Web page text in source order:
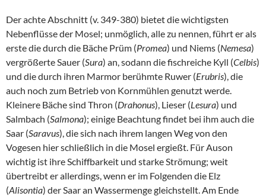
Der achte Abschnitt (v. 349-380) bietet die wichtigsten
Nebenflüsse der Mosel; unmöglich, alle zu nennen, führt er als
erste die durch die Bäche Prüm (Promea) und Niems (Nemesa)
vergrößerte Sauer (Sura) an, sodann die fischreiche Kyll (Celbis)
und die durch ihren Marmor berühmte Ruwer (Erubris), die
auch noch zum Betrieb von Kornmühlen genutzt werde.
Kleinere Bäche sind Thron (Drahonus), Lieser (Lesura) und
Salmbach (Salmona); einige Beachtung findet bei ihm auch die
Saar (Saravus), die sich nach ihrem langen Weg von den
Vogesen hier schließlich in die Mosel ergießt. Für Auson
wichtig ist ihre Schiffbarkeit und starke Strömung; weit
übertreibt er allerdings, wenn er im Folgenden die Elz
(Alisontia) der Saar an Wassermenge gleichstellt. Am Ende